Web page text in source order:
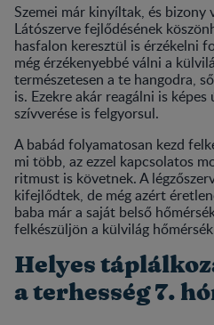
Szemei már kinyíltak, és bizony
Látószerve fejlődésének
hasfalon keresztül is érzékelni
még érzékenyebbé válni a
természetesen a te hangodra,
is. Ezekre akár reagálni is
szívverése is felgyorsul.
A babád folyamatosan kezd
mi több, az ezzel kapcsolatos
ritmust is követnek. A
kifejlődtek, de még azért
baba már a saját belső
felkészüljön a külvilág
Helyes
a terhesség 7.